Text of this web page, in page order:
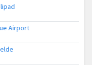
Airport